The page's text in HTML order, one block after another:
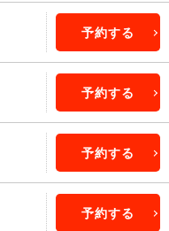
予約する
予約する
予約する
予約する